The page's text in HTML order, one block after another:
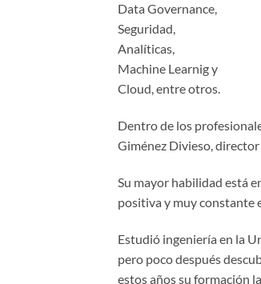
Data Governance,
Seguridad,
Analíticas,
Machine Learnig y
Cloud, entre otros.
Dentro de los
Giménez Divieso,
Su mayor habilidad está
positiva y muy constante
Estudió ingeniería en la
pero poco después
estos años su formación